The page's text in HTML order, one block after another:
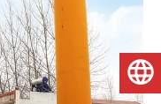
ไทย